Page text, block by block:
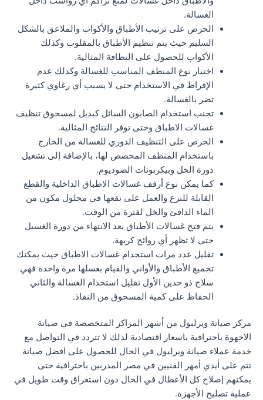
الغسالة.
الحرص على ترتيب الأطباق والأكواب والملاعق بالشكل
السليم حيث يتم تنظيم الأطباق بالمقلوب وكذلك
الأكواب للحصول على النظافة المثالية.
اختيار نوع المنظف المناسب للغسالة وكذلك عدم
الإفراط في الاستخدام حتى لا يسبب أي رغاوي كثيرة
تضر بالغسالة.
تجنب استخدام الصابون السائل كبديل لمسحوق تنظيف
غسالات الاطباق وحتى توفر النتائج المثالية.
الحرص على التنظيف الدوري للغسالة من الخارج
باستخدام المنظف المخصص لها، بالإضافة إلى تشغيل
دورة الخل وبيكربونات الصوديوم.
كما يمكن نوع أرفف غسالات الاطباق الداخلية والقطع
القابلة للنزع والعمل على نقعها في محلول مكون من
الماء الدافئ والخل لفترة من الوقت.
يتم فتح غسالات الأطباق بعد الانتهاء من دورة الغسيل
حتى لا تظهر أي روائح كريهة.
تقليل عدد مرات استخدام غسالات الاطباق حيث يمكنك
تجميع الأطباق والأواني والقيام بغسلها مرة واحدة فهي
سلاح ذو حدين الأول تقليل استخدام الغسالة والثاني
الحفاظ على كمية المسحوق من النفاذ.
مركز صيانة ويرلبول من أشهر المراكز المتخصصة في صيانة
الاجهوة باحترافية باسعار اقتصادية لذلك لا تتردد في التواصل مع
خدمة عملاء صيانة ويرلبول في الحال للحصول على افضل صيانة
تتم على أيدي أمهر الفنيين في مصر المدربين باحترافية حتى
يمكنهم إصلاح كل الأعطال في الحال دون استغراق وقت طويل في
عملية تصليح الأجهزة.